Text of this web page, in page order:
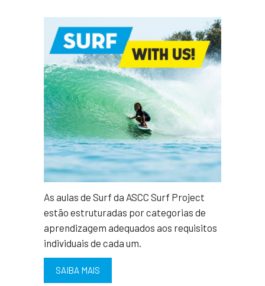
As aulas de Surf da ASCC Surf Project
estão estruturadas por categorias de
aprendizagem adequados aos requisitos
individuais de cada um.
SAIBA MAIS